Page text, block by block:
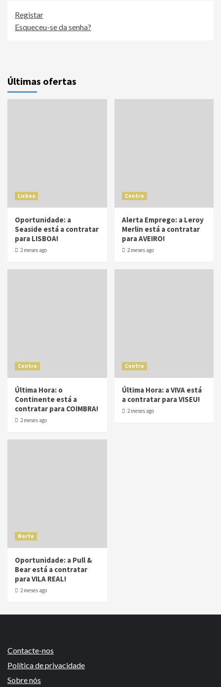
Registar
Esqueceu-se da senha?
Últimas ofertas
Lisboa
Oportunidade: a
Seaside está a contratar
para LISBOA!
2 meses ago
Centro
Alerta Emprego: a Leroy
Merlin está a contratar
para AVEIRO!
2 meses ago
Centro
Última Hora: o
Continente está a
contratar para COIMBRA!
2 meses ago
Centro
Última Hora: a VIVA está
a contratar para VISEU!
2 meses ago
Norte
Oportunidade: a Pull &
Bear está a contratar
para VILA REAL!
2 meses ago
Contacte-nos
Política de privacidade
Sobre nós